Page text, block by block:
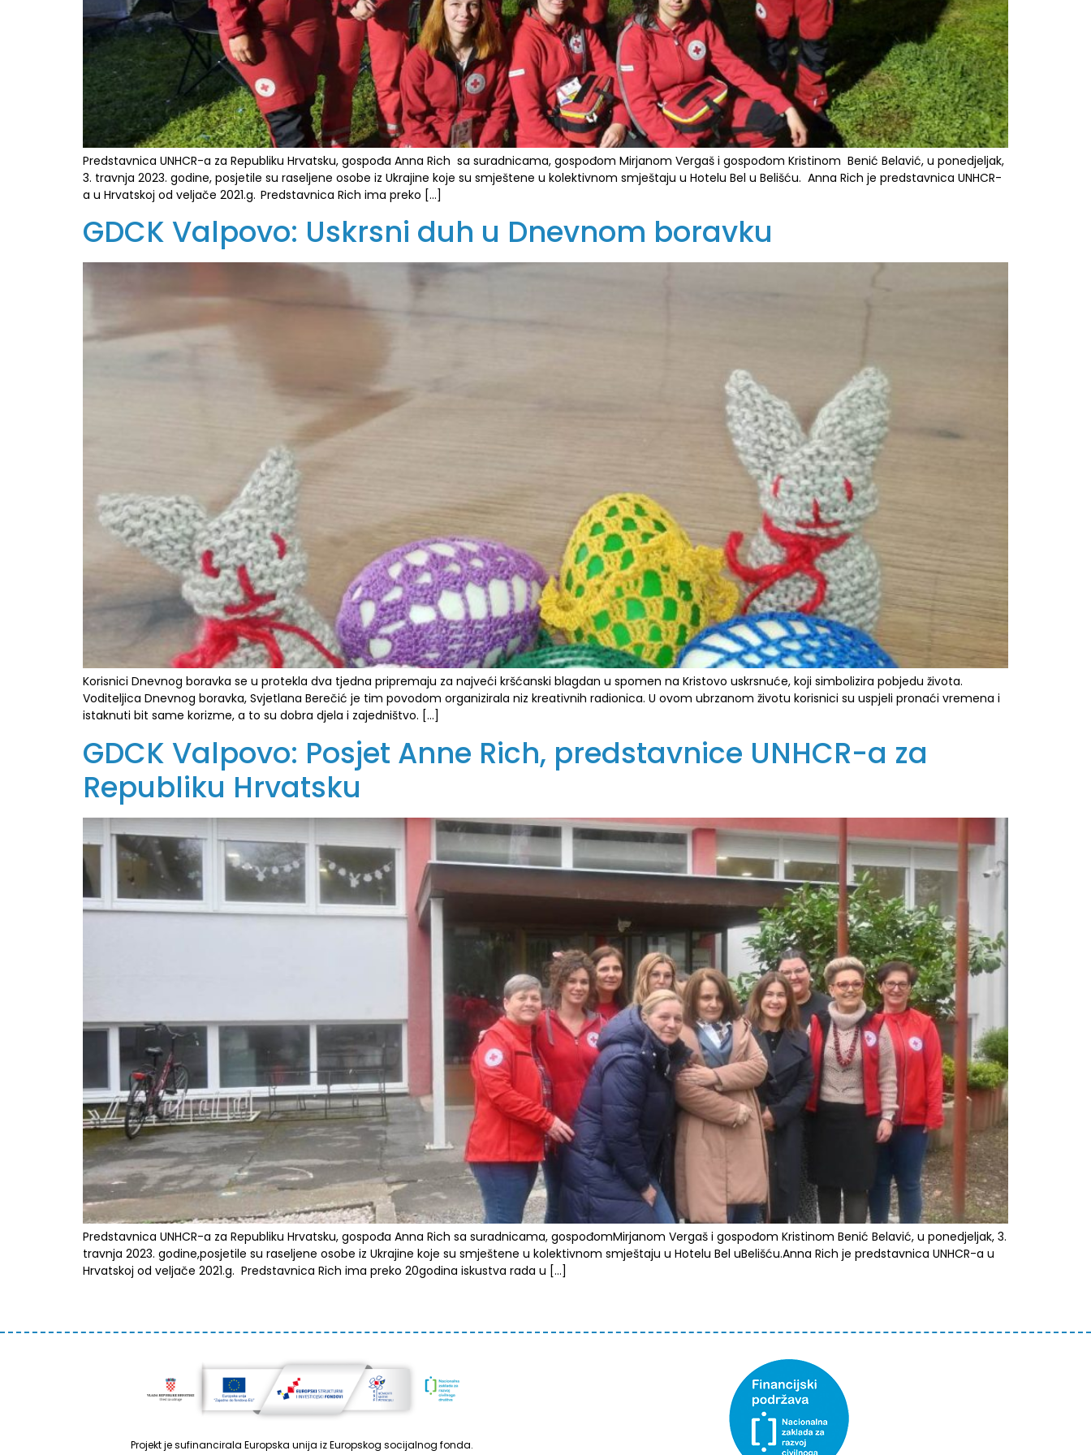
Predstavnica UNHCR-a za Republiku Hrvatsku, gospođa Anna Rich sa suradnicama, gospođom Mirjanom Vergaš i gospođom Kristinom Benić Belavić, u ponedjeljak,
3. travnja 2023. godine, posjetile su raseljene osobe iz Ukrajine koje su smještene u kolektivnom smještaju u Hotelu Bel u Belišću. Anna Rich je predstavnica UNHCR-
a u Hrvatskoj od veljače 2021.g. Predstavnica Rich ima preko […]
GDCK Valpovo: Uskrsni duh u Dnevnom boravku
Korisnici Dnevnog boravka se u protekla dva tjedna pripremaju za najveći kršćanski blagdan u spomen na Kristovo uskrsnuće, koji simbolizira pobjedu života.
Voditeljica Dnevnog boravka, Svjetlana Berečić je tim povodom organizirala niz kreativnih radionica. U ovom ubrzanom životu korisnici su uspjeli pronaći vremena i
istaknuti bit same korizme, a to su dobra djela i zajedništvo. […]
GDCK Valpovo: Posjet Anne Rich, predstavnice UNHCR-a za
Republiku Hrvatsku
Predstavnica UNHCR-a za Republiku Hrvatsku, gospođa Anna Rich sa suradnicama, gospođomMirjanom Vergaš i gospođom Kristinom Benić Belavić, u ponedjeljak, 3.
travnja 2023. godine,posjetile su raseljene osobe iz Ukrajine koje su smještene u kolektivnom smještaju u Hotelu Bel uBelišću.Anna Rich je predstavnica UNHCR-a u
Hrvatskoj od veljače 2021.g. Predstavnica Rich ima preko 20godina iskustva rada u […]
Projekt je sufinancirala Europska unija iz Europskog socijalnog fonda.